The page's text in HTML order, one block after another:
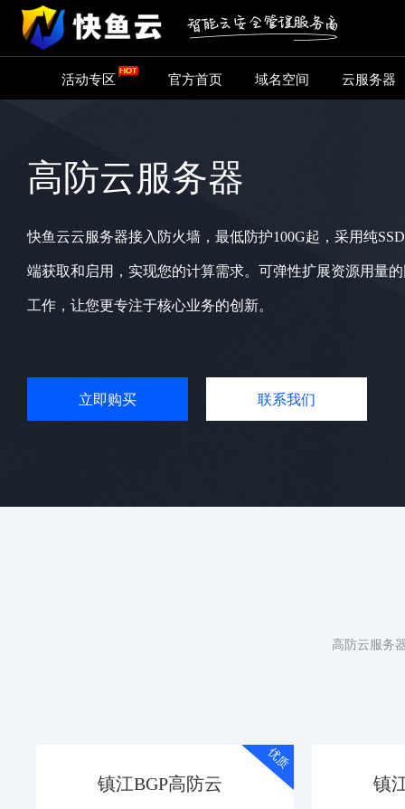
活动专区 官方首页 域名空间 云服务器
高防云服务器
快鱼云云服务器接入防火墙，最低防护100G起，采用纯
端获取和启用，实现您的计算需求。可弹性扩展资源用量
工作，让您更专注于核心业务的创新。
立即购买 联系我们
高防云服务
优质
镇江BGP高防云 镇